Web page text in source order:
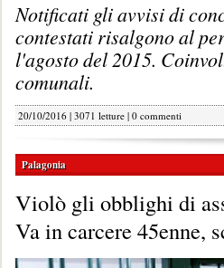
Notificati gli avvisi di
contestati risalgono al
l'agosto del 2015.
comunali.
20/10/2016 | 3071 letture | 0 commenti
Palagonia
Violò gli obblighi di
Va in carcere 45enne,